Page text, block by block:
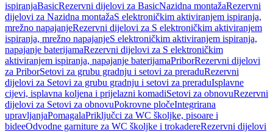
ispiranjaBasicRezervni dijelovi za BasicNazidna montažaRezervni
dijelovi za Nazidna montažaS elektroničkim aktiviranjem ispiranja,
mrežno napajanjeRezervni dijelovi za S elektroničkim aktiviranjem
ispiranja, mrežno napajanjeS elektroničkim aktiviranjem ispiranja,
napajanje baterijamaRezervni dijelovi za S elektroničkim
aktiviranjem ispiranja, napajanje baterijamaPriborRezervni dijelovi
za PriborSetovi za grubu gradnju i setovi za preraduRezervni
dijelovi za Setovi za grubu gradnju i setovi za preraduIsplavne
cijevi, isplavna koljena i prijelazni komadiSetovi za obnovuRezervni
dijelovi za Setovi za obnovuPokrovne pločeIntegrirana
upravljanjaPomagalaPriključci za WC školjke, pisoare i
bideeOdvodne garniture za WC školjke i trokadereRezervni dijelovi